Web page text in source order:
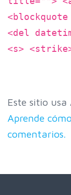
<del
<s>
Este sitio
Aprende
comentarios.